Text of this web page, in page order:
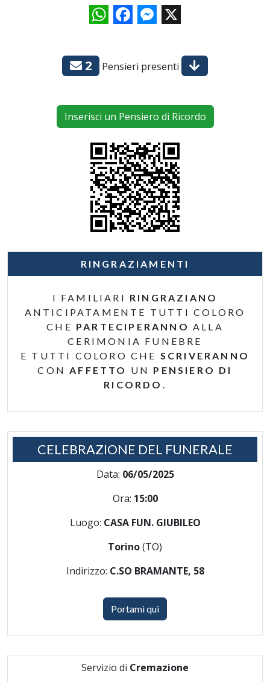
WhatsAppFacebookMessenger
X
2 Pensieri presenti
Inserisci un Pensiero di Ricordo
RINGRAZIAMENTI
I FAMILIARI RINGRAZIANO
ANTICIPATAMENTE TUTTI COLORO
CHE PARTECIPERANNO ALLA
CERIMONIA FUNEBRE
E TUTTI COLORO CHE SCRIVERANNO
CONAFFETTO UN PENSIERO DI
RICORDO .
CELEBRAZIONE DEL FUNERALE
Data: 06/05/2025
Ora: 15:00
Luogo: CASA FUN. GIUBILEO
Torino(TO)
Indirizzo: C.SO BRAMANTE, 58
Portami qui
Servizio di Cremazione